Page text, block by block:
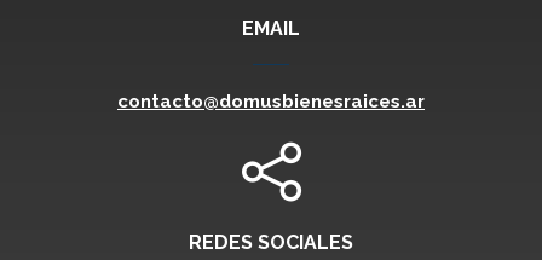
EMAIL
contacto@domusbienesraices.ar
REDES SOCIALES